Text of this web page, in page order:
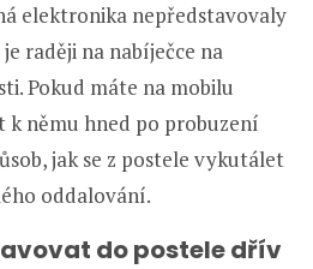
elektronika nepředstavovaly
raději na nabíječce na
Pokud máte na mobilu
němu hned po probuzení
jak se z postele vykutálet
oddalování.
do postele dřív